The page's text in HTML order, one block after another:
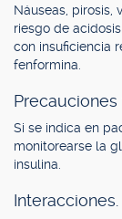
Náuseas, pirosis,
riesgo de
con insuficiencia
fenformina.
Precauciones
Si se indica en
monitorearse la
insulina.
Interacciones.